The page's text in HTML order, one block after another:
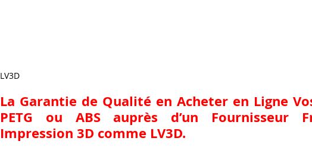
LV3D
La Garantie de Qualité en Acheter en Ligne
PETG ou ABS auprès d’un Fournisseur
Impression 3D comme LV3D.